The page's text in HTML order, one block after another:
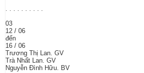
. . . . . . . . . .
03
12 / 06
đến
16 / 06
Trương Thị Lan. GV
Trà Nhất Lan. GV
Nguyễn Đình Hữu. BV